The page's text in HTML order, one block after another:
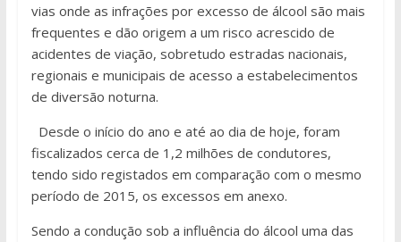
vias onde as infrações por excesso de álcool são mais
frequentes e dão origem a um risco acrescido de
acidentes de viação, sobretudo estradas nacionais,
regionais e municipais de acesso a estabelecimentos
de diversão noturna.
Desde o início do ano e até ao dia de hoje, foram
fiscalizados cerca de 1,2 milhões de condutores,
tendo sido registados em comparação com o mesmo
período de 2015, os excessos em anexo.
Sendo a condução sob a influência do álcool uma das